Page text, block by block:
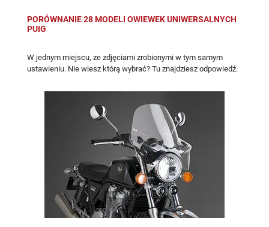
PORÓWNANIE 28 MODELI OWIEWEK UNIWERSALNYCH
PUIG
W jednym miejscu, ze zdjęciami zrobionymi w tym samym
ustawieniu. Nie wiesz którą wybrać? Tu znajdziesz odpowiedź.